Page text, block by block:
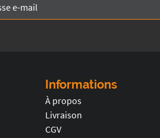
Informations
À propos
Livraison
CGV